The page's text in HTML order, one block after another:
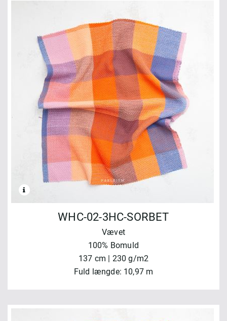
WHC-02-3HC-SORBET
Vævet
100% Bomuld
137 cm | 230 g/m2
Fuld længde: 10,97 m